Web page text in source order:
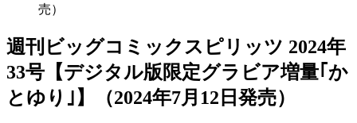
売）
週刊ビッグコミックスピリッツ 2024年
33号【デジタル版限定グラビア増量｢か
とゆり｣】（2024年7月12日発売）